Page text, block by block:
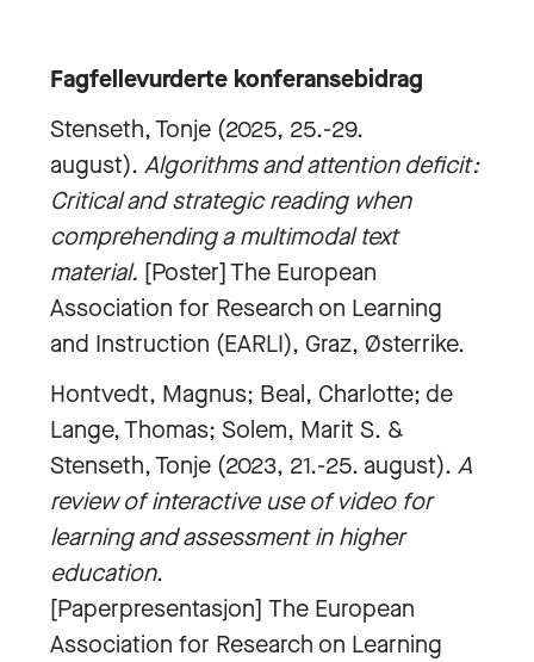
Fagfellevurderte konferansebidrag
Stenseth, Tonje (2025, 25.-29.
august). Algorithms and attention deficit:
Critical and strategic reading when
comprehending a multimodal text
material. [Poster] The European
Association for Research on Learning
and Instruction (EARLI), Graz, Østerrike.
Hontvedt, Magnus; Beal, Charlotte; de
Lange, Thomas; Solem, Marit S. &
Stenseth, Tonje (2023, 21.-25. august). A
review of interactive use of video for
learning and assessment in higher
education.
[Paperpresentasjon] The European
Association for Research on Learning